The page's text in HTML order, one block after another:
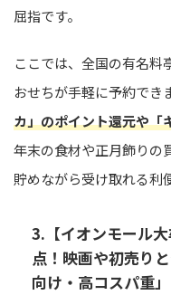
屈指です。
ここでは、全国の有名料
おせちが手軽に予約でき
カ」のポイント還元や「
年末の食材や正月飾りの
貯めながら受け取れる利
3.【イオンモール
点！映画や初売り
向け・高コスパ重」